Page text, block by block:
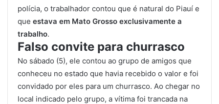
polícia, o trabalhador contou que é natural do Piauí e
que estava em Mato Grosso exclusivamente a
trabalho.
Falso convite para churrasco
No sábado (5), ele contou ao grupo de amigos que
conheceu no estado que havia recebido o valor e foi
convidado por eles para um churrasco. Ao chegar no
local indicado pelo grupo, a vítima foi trancada na